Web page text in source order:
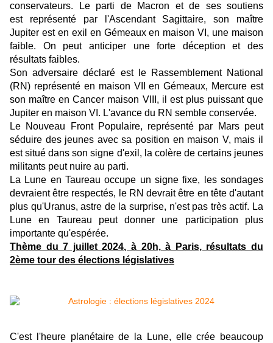
conservateurs. Le parti de Macron et de ses soutiens
est représenté par l'Ascendant Sagittaire, son maître
Jupiter est en exil en Gémeaux en maison VI, une maison
faible. On peut anticiper une forte déception et des
résultats faibles.
Son adversaire déclaré est le Rassemblement National
(RN) représenté en maison VII en Gémeaux, Mercure est
son maître en Cancer maison VIII, il est plus puissant que
Jupiter en maison VI. L'avance du RN semble conservée.
Le Nouveau Front Populaire, représenté par Mars peut
séduire des jeunes avec sa position en maison V, mais il
est situé dans son signe d'exil, la colère de certains jeunes
militants peut nuire au parti.
La Lune en Taureau occupe un signe fixe, les sondages
devraient être respectés, le RN devrait être en tête d'autant
plus qu'Uranus, astre de la surprise, n'est pas très actif. La
Lune en Taureau peut donner une participation plus
importante qu'espérée.
Thème du 7 juillet 2024, à 20h, à Paris, résultats du
2ème tour des élections législatives
C'est l'heure planétaire de la Lune, elle crée beaucoup